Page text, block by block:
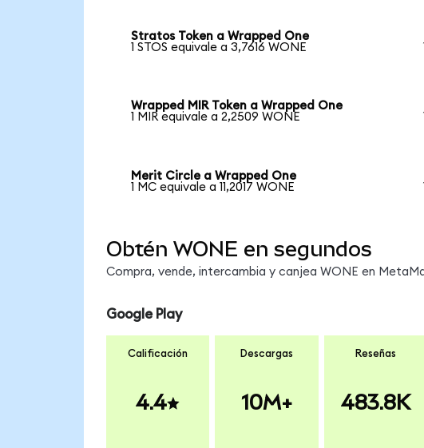
Stratos Token a Wrapped One
1 STOS equivale a 3,7616 WONE
Wrapped MIR Token a Wrapped One
1 MIR equivale a 2,2509 WONE
Merit Circle a Wrapped One
1 MC equivale a 11,2017 WONE
Obtén WONE en segundos
Compra, vende, intercambia y canjea WONE en
Google Play
Calificación
4.4
Descargas
10M+
Reseñas
483.8K